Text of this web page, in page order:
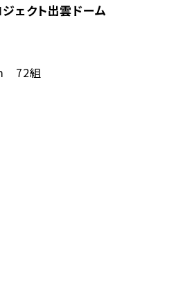
ェクト出雲ドーム
72組